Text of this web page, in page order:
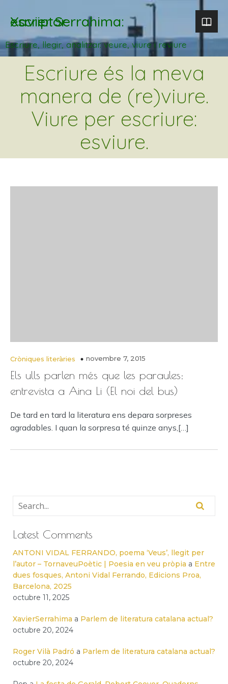
Xavier Serrahima: escriptor
Escriure, llegir, analitzar. veure, viure i reviure
Escriure és la meva
manera de (re)viure.
Viure per escriure:
esviure.
Cròniques literàries novembre 7, 2015
Els ulls parlen més que les paraules:
entrevista a Aina Li (El noi del bus)
De tard en tard la literatura ens depara sorpreses
agradables. I quan la sorpresa té quinze anys,[…]
Latest Comments
ANTONI VIDAL FERRANDO, poema ‘Veus’, llegit per
l’autor – TornaveuPoètic | Poesia en veu pròpia a Entre
dues fosques, Antoni Vidal Ferrando, Edicions Proa,
Barcelona, 2025
octubre 11, 2025
XavierSerrahima a Parlem de literatura catalana actual?
octubre 20, 2024
Roger Vilà Padró a Parlem de literatura catalana actual?
octubre 20, 2024